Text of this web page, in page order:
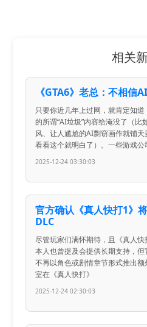
相关
《GTA6》老总：不相信
只要你近几年上过网，就肯定知
的所谓“AI垃圾”内容给淹没了（
风、让人尴尬的AI剽窃画作就铺天
看看这个就明白了）。一些游戏公
2025-12-24 03:30:03
官方确认《真人快打1》
DLC
尽管玩家们满怀期待，且《真人
本人也曾提及会提供长期支持，
不再以角色或剧情章节形式推出
室在《真人快打》
2025-12-24 02:30:03